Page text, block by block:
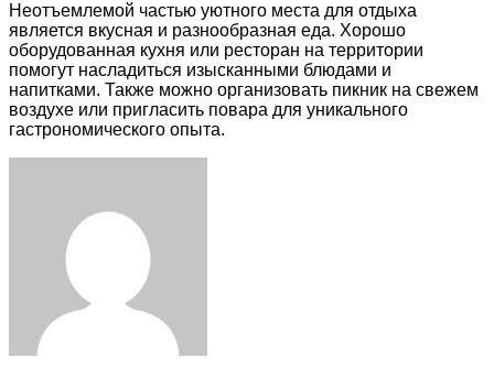
Неотъемлемой частью уютного места для отдыха
является вкусная и разнообразная еда. Хорошо
оборудованная кухня или ресторан на территории
помогут насладиться изысканными блюдами и
напитками. Также можно организовать пикник на свежем
воздухе или пригласить повара для уникального
гастрономического опыта.